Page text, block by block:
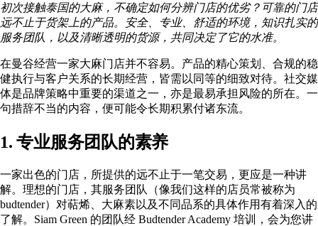
初次接触泰国的大麻，不确定如何分辨门店的优劣？可靠的门店
远不止于货架上的产品。安全、专业、舒适的环境，知识扎实的
服务团队，以及清晰透明的货源，共同决定了它的水准。
在曼谷经营一家大麻门店并不容易。产品的精心策划、合规的稳
健执行与客户关系的长期经营，皆需以同等的细致对待。社交媒
体是品牌策略中重要的渠道之一，亦是最易承担风险的所在。一
句措辞不当的内容，便可能令长期积累付诸东流。
1. 专业服务团队的素养
一家出色的门店，所提供的远不止于一笔交易，更应是一种讲
解。理想的门店，其服务团队（像我们这样的店员常被称为
budtender）对萜烯、大麻素以及不同品系的具体作用有着深入的
了解。Siam Green 的团队经 Budtender Academy 培训，会为您讲